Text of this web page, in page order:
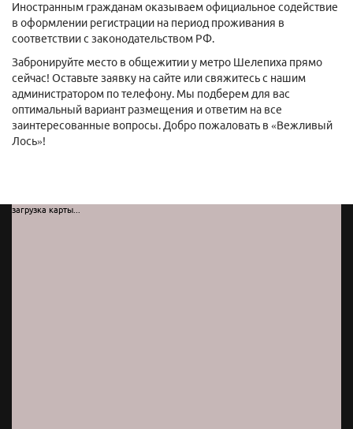
Иностранным гражданам оказываем официальное содействие
в оформлении регистрации на период проживания в
соответствии с законодательством РФ.
Забронируйте место в общежитии у метро Шелепиха прямо
сейчас! Оставьте заявку на сайте или свяжитесь с нашим
администратором по телефону. Мы подберем для вас
оптимальный вариант размещения и ответим на все
заинтересованные вопросы. Добро пожаловать в «Вежливый
Лось»!
загрузка карты...